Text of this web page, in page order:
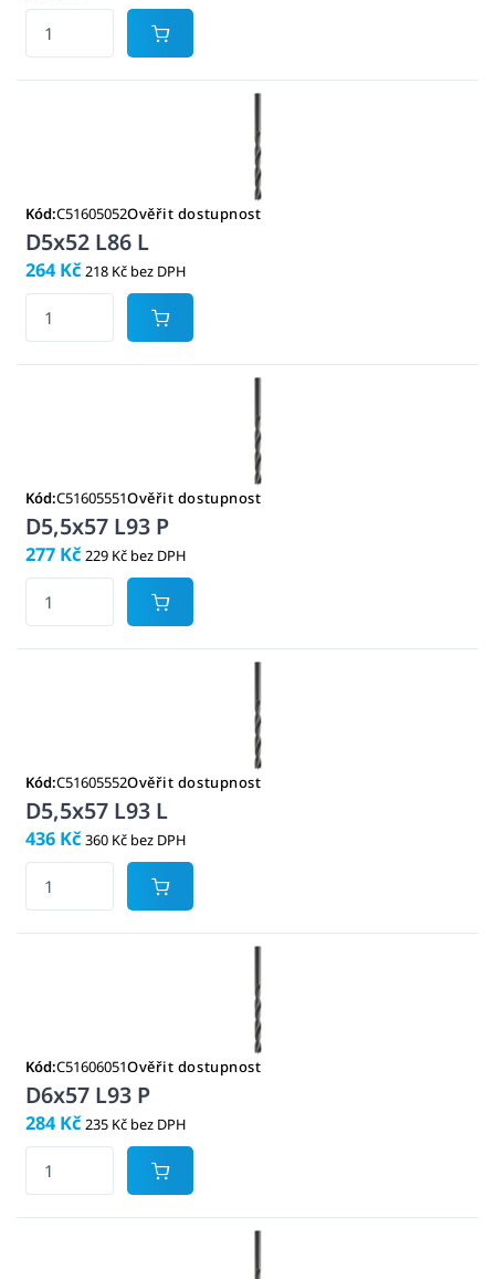
Kód:C51605052Ověřit dostupnost
D5x52 L86 L
264 Kč 218 Kč bez DPH
Kód:C51605551Ověřit dostupnost
D5,5x57 L93 P
277 Kč 229 Kč bez DPH
Kód:C51605552Ověřit dostupnost
D5,5x57 L93 L
436 Kč 360 Kč bez DPH
Kód:C51606051Ověřit dostupnost
D6x57 L93 P
284 Kč 235 Kč bez DPH